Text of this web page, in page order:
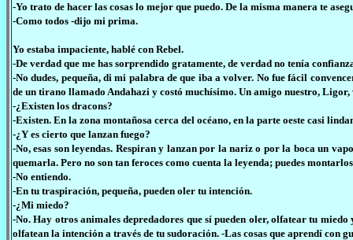
-Yo trato de hacer las cosas lo mejor que puedo. De la misma manera te
-Como todos -dijo mi prima.
Yo estaba impaciente, hablé con Rebel.
-De verdad que me has sorprendido gratamente, de verdad no tenía
-No dudes, pequeña, di mi palabra de que iba a volver. No fue fácil
de un tirano llamado Andahazi y costó muchísimo. Un amigo nuestro,
-¿Existen los dracons?
-Existen. En la zona montañosa cerca del océano, en la parte oeste casi
-¿Y es cierto que lanzan fuego?
-No, esas son leyendas. Respiran y lanzan por la nariz o por la boca un
quemarla. Pero no son tan feroces como cuenta la leyenda; puedes
-No entiendo.
-En tu traspiración, pequeña, pueden oler tu intención.
-¿Mi miedo?
-No. Hay otros animales depredadores que sí pueden oler, olfatear tu
olfatean la intención a través de tu sudoración. -Las cosas que aprendí con